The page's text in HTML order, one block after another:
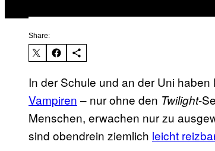
Share:
In der Schule und an der Uni
Vampiren – nur ohne den Twilight-
Menschen, erwachen nur zu
sind obendrein ziemlich leicht